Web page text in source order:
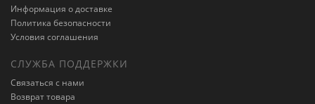
Информация о доставке
Политика безопасности
Условия соглашения
СЛУЖБА ПОДДЕРЖКИ
Связаться с нами
Возврат товара